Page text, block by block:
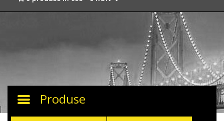
Toggle
Produse